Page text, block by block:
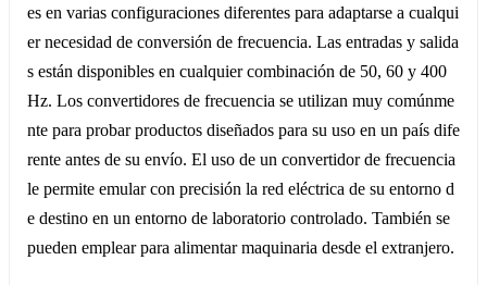
es en varias configuraciones diferentes para adaptarse a cualqui
er necesidad de conversión de frecuencia. Las entradas y salida
s están disponibles en cualquier combinación de 50, 60 y 400
Hz. Los convertidores de frecuencia se utilizan muy comúnme
nte para probar productos diseñados para su uso en un país dife
rente antes de su envío. El uso de un convertidor de frecuencia
le permite emular con precisión la red eléctrica de su entorno d
e destino en un entorno de laboratorio controlado. También se
pueden emplear para alimentar maquinaria desde el extranjero.